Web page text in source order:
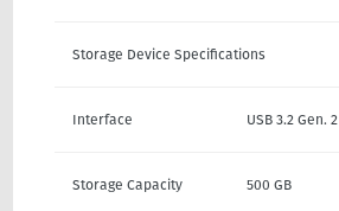
Storage Device Specifications
Interface USB 3.2 Gen. 2
Storage Capacity 500 GB